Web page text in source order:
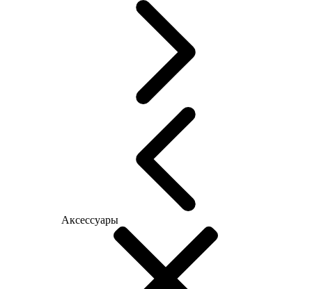
Аксессуары